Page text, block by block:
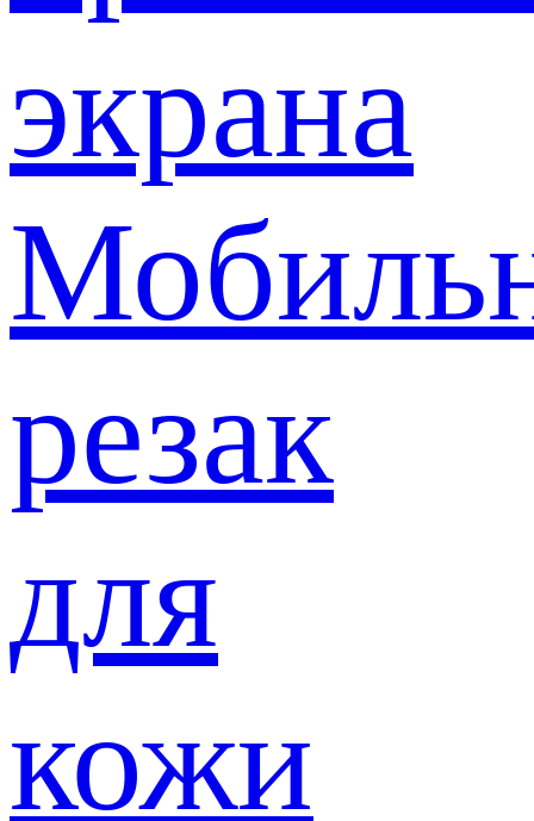
экрана
резак
для
кожи